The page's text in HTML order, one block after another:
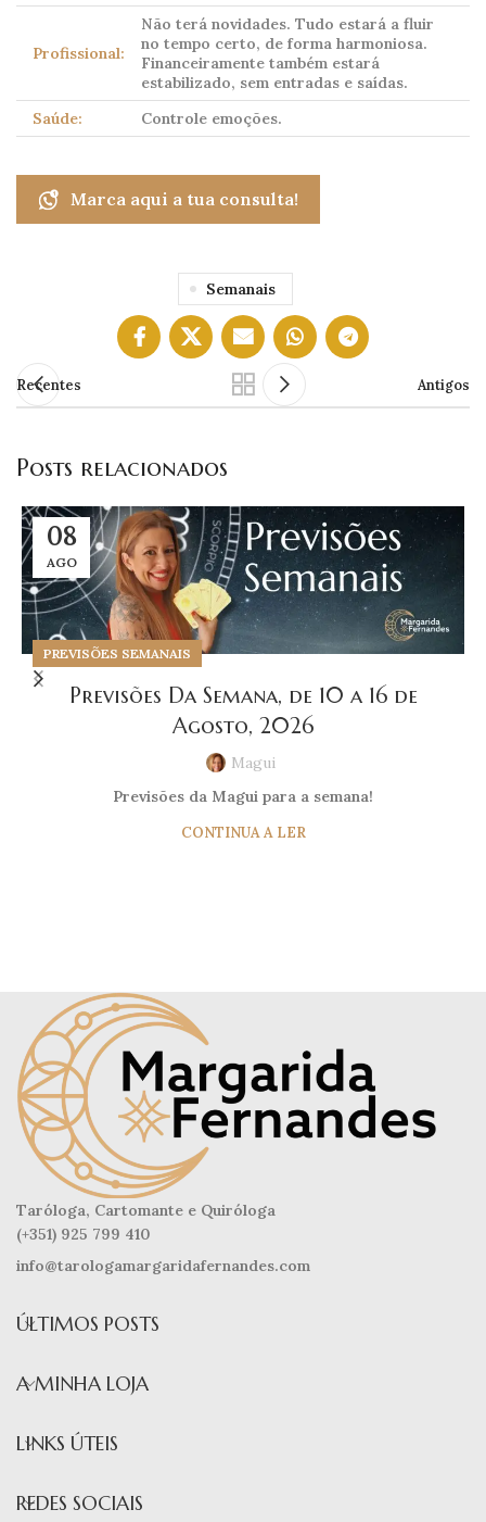
Profissional:
Não terá novidades. Tudo estará a fluir
no tempo certo, de forma harmoniosa.
Financeiramente também estará
estabilizado, sem entradas e saídas.
Saúde:
Controle emoções.
Marca aqui a tua consulta!
Semanais
Recentes Antigos
Posts relacionados
08
AGO
PREVISÕES SEMANAIS
Previsões Da Semana, de 10 a 16 de
Agosto, 2026
Magui
Previsões da Magui para a semana!
CONTINUA A LER
Taróloga, Cartomante e Quiróloga
(+351) 925 799 410
info@tarologamargaridafernandes.com
ÚLTIMOS POSTS
A MINHA LOJA
LINKS ÚTEIS
REDES SOCIAIS